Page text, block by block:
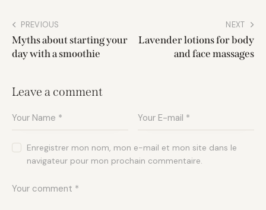
PREVIOUS
Myths about starting your
day with a smoothie
NEXT
Lavender lotions for body
and face massages
Leave a comment
Enregistrer mon nom, mon e-mail et mon site dans le
navigateur pour mon prochain commentaire.